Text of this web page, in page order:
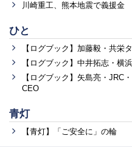
川崎重工、熊本地震で義援金
ひと
【ログブック】加藤毅・共栄
【ログブック】中井拓志・横
【ログブック】矢島亮・JRC
CEO
青灯
【青灯】「ご安全に」の輪